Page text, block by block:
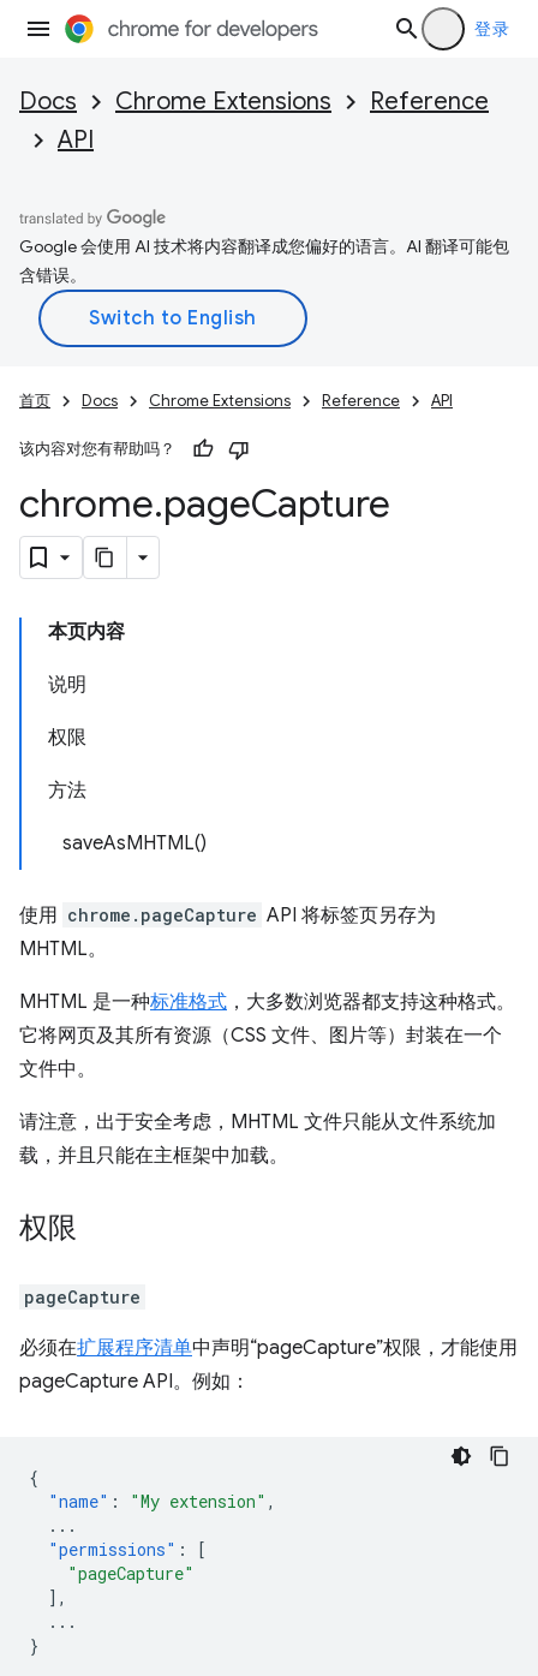
登录
Docs Chrome Extensions
Reference
API
Google 会使用 AI 技术将内容翻译成您偏好的语言。AI 翻译可能包
含错误。
首页 Docs Chrome Extensions Reference API
该内容对您有帮助吗？
chrome.pageCapture
本页内容
说明
权限
方法
saveAsMHTML()
使用 chrome.pageCapture API 将标签页另存为
MHTML。
MHTML 是一种标准格式 ，大多数浏览器都支持这种格式。
它将网页及其所有资源（CSS 文件、图片等）封装在一个
文件中。
请注意，出于安全考虑，MHTML 文件只能从文件系统加
载，并且只能在主框架中加载。
权限
pageCapture
必须在扩展程序清单中声明“pageCapture”权限，才能使用
pageCapture API。例如：
{
"name" : "My extension" ,
...
"permissions" :
[
"pageCapture"
],
...
}